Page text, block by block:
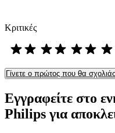
Κριτικές
Γίνετε ο πρώτος που θα
Εγγραφείτε στο
Philips για